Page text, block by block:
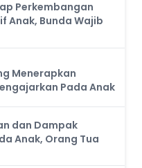
Perkembangan
Anak, Bunda Wajib
Menerapkan
Pada Anak
dan Dampak
Anak, Orang Tua